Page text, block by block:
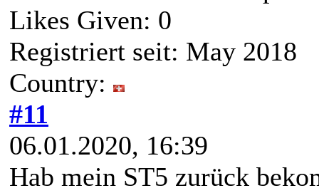
Likes Given: 0
Registriert seit: May 2018
Country:
#11
06.01.2020, 16:39
Hab mein ST5 zurück